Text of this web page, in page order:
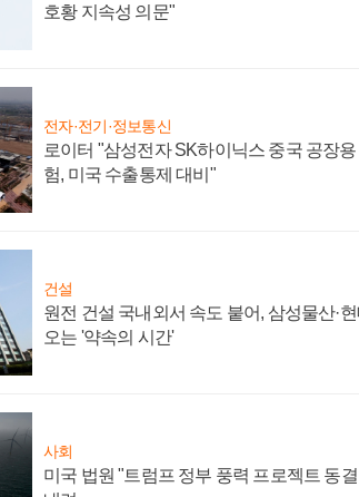
호황 지속성 의문"
전자·전기·정보통신
로이터 "삼성전자 SK하이닉스 중국 공장
험, 미국 수출통제 대비"
건설
원전 건설 국내외서 속도 붙어, 삼성물산·
오는 '약속의 시간'
사회
미국 법원 "트럼프 정부 풍력 프로젝트 동